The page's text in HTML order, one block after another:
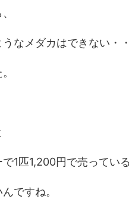
うなメダカはできない・・
1匹1,200円で売ってい
ですね。